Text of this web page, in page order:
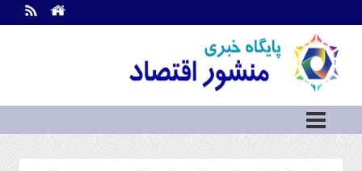
اطلاعات
تماس
ما
درباره
ما